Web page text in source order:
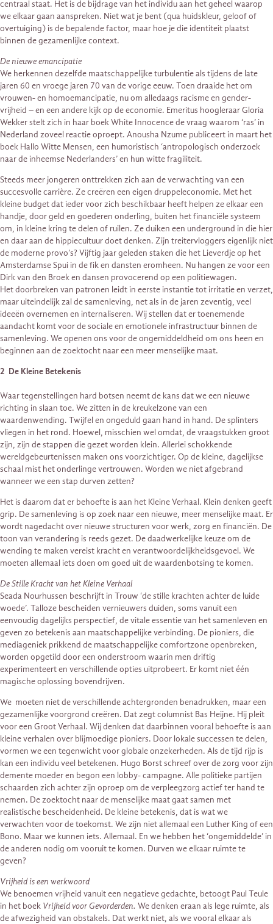
centraal staat. Het is de bijdrage van het individu aan het geheel waarop
we elkaar gaan aanspreken. Niet wat je bent (qua huidskleur, geloof of
overtuiging) is de bepalende factor, maar hoe je die identiteit plaatst
binnen de gezamenlijke context.
De nieuwe emancipatie
We herkennen dezelfde maatschappelijke turbulentie als tijdens de late
jaren 60 en vroege jaren 70 van de vorige eeuw. Toen draaide het om
vrouwen- en homoemancipatie, nu om alledaags racisme en gender-
vrijheid – en een andere kijk op de economie. Emeritus hoogleraar Gloria
Wekker stelt zich in haar boek White Innocence de vraag waarom ‘ras’ in
Nederland zoveel reactie oproept. Anousha Nzume publiceert in maart het
boek Hallo Witte Mensen, een humoristisch ‘antropologisch onderzoek
naar de inheemse Nederlanders’ en hun witte fragiliteit.
Steeds meer jongeren onttrekken zich aan de verwachting van een
succesvolle carrière. Ze creëren een eigen druppeleconomie. Met het
kleine budget dat ieder voor zich beschikbaar heeft helpen ze elkaar een
handje, door geld en goederen onderling, buiten het financiële systeem
om, in kleine kring te delen of ruilen. Ze duiken een underground in die hier
en daar aan de hippiecultuur doet denken. Zijn treitervloggers eigenlijk niet
de moderne provo’s? Vijftig jaar geleden staken die het Lieverdje op het
Amsterdamse Spui in de fik en dansten eromheen. Nu hangen ze voor een
Dirk van den Broek en dansen provocerend op een politiewagen.
Het doorbreken van patronen leidt in eerste instantie tot irritatie en verzet,
maar uiteindelijk zal de samenleving, net als in de jaren zeventig, veel
ideeën overnemen en internaliseren. Wij stellen dat er toenemende
aandacht komt voor de sociale en emotionele infrastructuur binnen de
samenleving. We openen ons voor de ongemiddeldheid om ons heen en
beginnen aan de zoektocht naar een meer menselijke maat.
2 De Kleine Betekenis
Waar tegenstellingen hard botsen neemt de kans dat we een nieuwe
richting in slaan toe. We zitten in de kreukelzone van een
waardenwending. Twijfel en ongeduld gaan hand in hand. De splinters
vliegen in het rond. Hoewel, misschien wel omdat, de vraagstukken groot
zijn, zijn de stappen die gezet worden klein. Allerlei schokkende
wereldgebeurtenissen maken ons voorzichtiger. Op de kleine, dagelijkse
schaal mist het onderlinge vertrouwen. Worden we niet afgebrand
wanneer we een stap durven zetten?
Het is daarom dat er behoefte is aan het Kleine Verhaal. Klein denken geeft
grip. De samenleving is op zoek naar een nieuwe, meer menselijke maat. Er
wordt nagedacht over nieuwe structuren voor werk, zorg en financiën. De
toon van verandering is reeds gezet. De daadwerkelijke keuze om de
wending te maken vereist kracht en verantwoordelijkheidsgevoel. We
moeten allemaal iets doen om goed uit de waardenbotsing te komen.
De Stille Kracht van het Kleine Verhaal
Seada Nourhussen beschrijft in Trouw ‘de stille krachten achter de luide
woede’. Talloze bescheiden vernieuwers duiden, soms vanuit een
eenvoudig dagelijks perspectief, de vitale essentie van het samenleven en
geven zo betekenis aan maatschappelijke verbinding. De pioniers, die
mediageniek prikkend de maatschappelijke comfortzone openbreken,
worden opgetild door een onderstroom waarin men driftig
experimenteert en verschillende opties uitprobeert. Er komt niet één
magische oplossing bovendrijven.
We moeten niet de verschillende achtergronden benadrukken, maar een
gezamenlijke voorgrond creëren. Dat zegt columnist Bas Heijne. Hij pleit
voor een Groot Verhaal. Wij denken dat daarbinnen vooral behoefte is aan
kleine verhalen over blijmoedige pioniers. Door lokale successen te delen,
vormen we een tegenwicht voor globale onzekerheden. Als de tijd rijp is
kan een individu veel betekenen. Hugo Borst schreef over de zorg voor zijn
demente moeder en begon een lobby- campagne. Alle politieke partijen
schaarden zich achter zijn oproep om de verpleegzorg actief ter hand te
nemen. De zoektocht naar de menselijke maat gaat samen met
realistische bescheidenheid. De kleine betekenis, dat is wat we
verwachten voor de toekomst. We zijn niet allemaal een Luther King of een
Bono. Maar we kunnen iets. Allemaal. En we hebben het ‘ongemiddelde’ in
de anderen nodig om vooruit te komen. Durven we elkaar ruimte te
geven?
Vrijheid is een werkwoord
We benoemen vrijheid vanuit een negatieve gedachte, betoogt Paul Teule
in het boek Vrijheid voor Gevorderden. We denken eraan als lege ruimte, als
de afwezigheid van obstakels. Dat werkt niet, als we vooral elkaar als